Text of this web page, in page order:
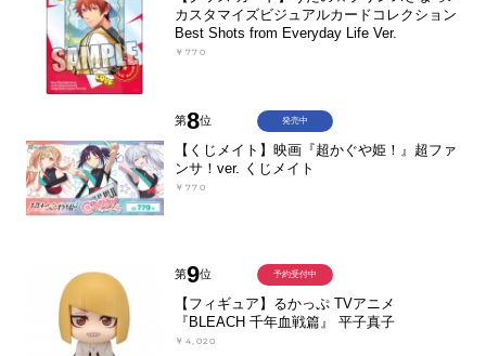
カスタマイズビジュアルカードコレクション
Best Shots from Everyday Life Ver.
￥770
第8位
【くじメイト】映画『超かぐや姫！』超ファ
ンサ！ver. くじメイト
￥770
発売中
第9位
【フィギュア】るかっぷ TVアニメ
『BLEACH 千年血戦篇』 平子真子
￥4,020
予約受付中